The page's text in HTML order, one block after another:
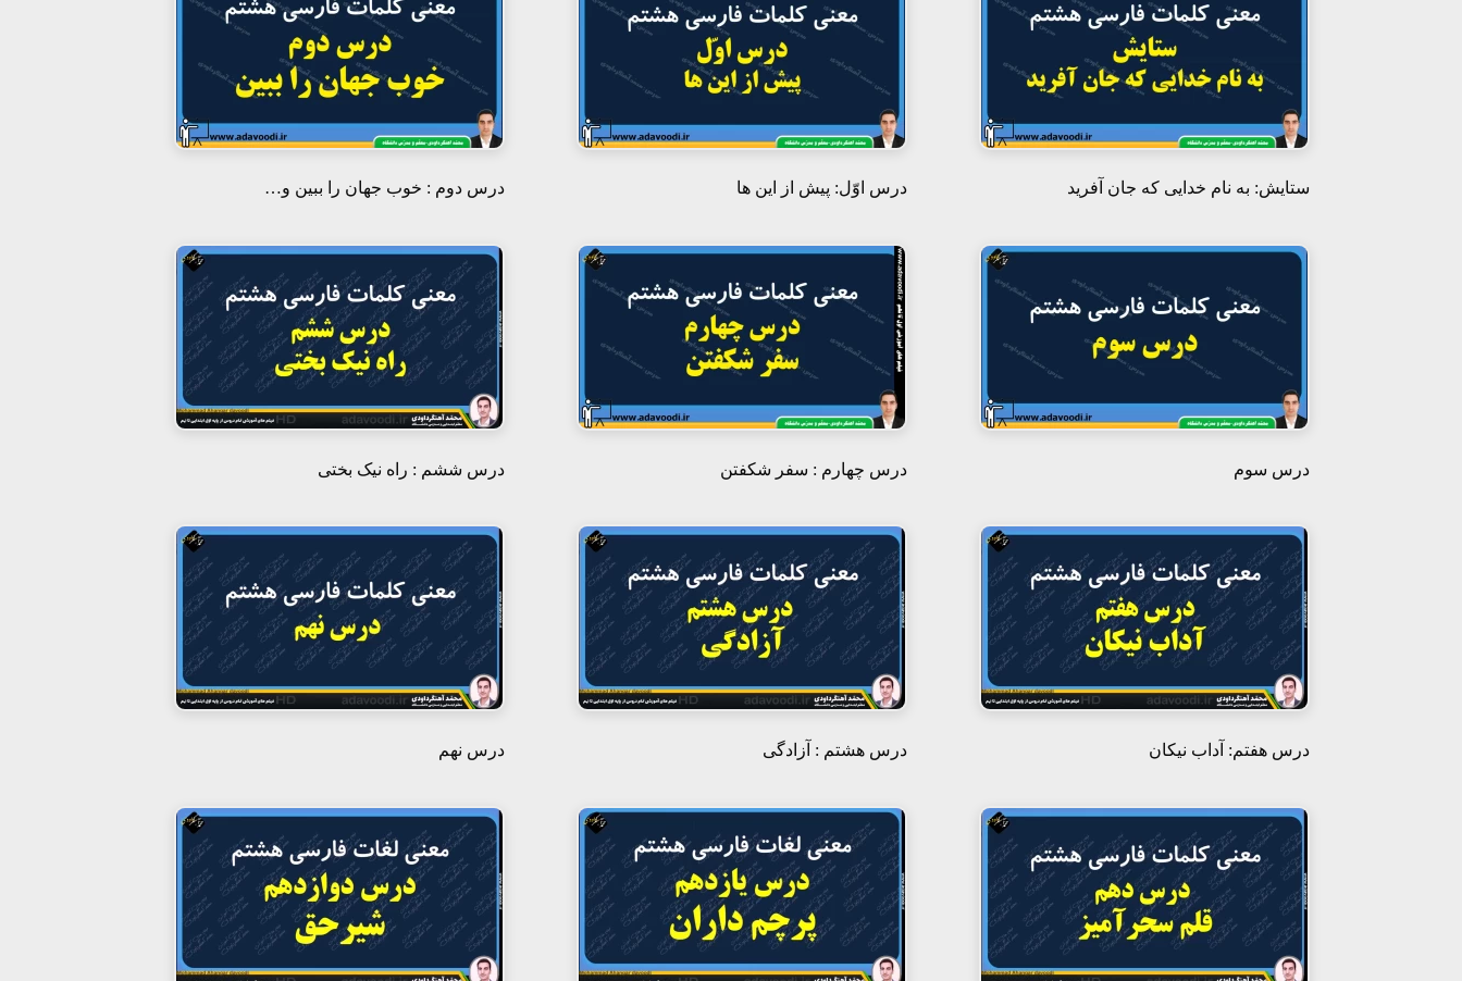
ستایش: به نام خدایی که جان آفرید درس اوّل: پیش از این ها درس دوم : خوب جهان را ببین و…
درس سوم درس چهارم : سفر شکفتن درس ششم : راه نیک بختی
درس هفتم: آداب نیکان درس هشتم : آزادگی درس نهم